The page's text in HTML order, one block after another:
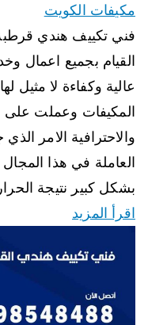
مكيفات الكويت
فني تكييف هندي
القيام بجميع اعمال
عالية وكفاءة لا
المكيفات وعملت على
والاحترافية الامر
العاملة في هذا
بشكل كبير نتيجة
اقرأ المزيد